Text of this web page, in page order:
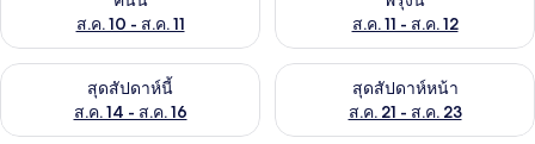
ส.ค. 10 - ส.ค. 11
ส.ค. 11 - ส.ค. 12
สุดสัปดาห์นี้
ส.ค. 14 - ส.ค. 16
ตรวจสอบจำนวนห้องพักว่างในสุดสัปดาห์นี้ ส.ค. 14 - ส.ค. 16
สุดสัปดาห์หน้า
ส.ค. 21 - ส.ค. 23
ตรวจสอบจำนวนห้องพักว่างใน